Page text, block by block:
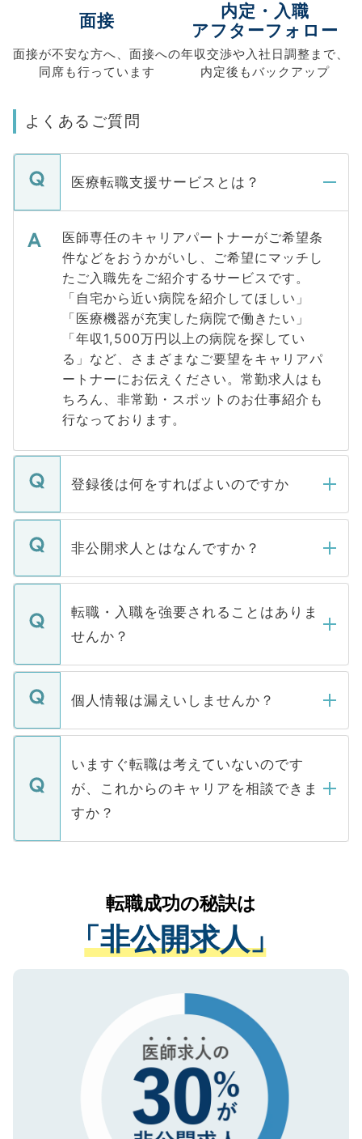
面接
面接が不安な方へ、 面接への
同席も行っています
内定・入職
アフターフォロー
年収交渉や 入社日調整まで、
内定後もバックアップ
よくあるご質問
医療転職支援サービスとは？
医師専任のキャリアパートナーがご希望条
件などをおうかがいし、ご希望にマッチし
たご入職先をご紹介するサービスです。
「自宅から近い病院を紹介してほしい」
「医療機器が充実した病院で働きたい」
「年収1,500万円以上の病院を探してい
る」など、さまざまなご要望をキャリアパ
ートナーにお伝えください。常勤求人はも
ちろん、非常勤・スポットのお仕事紹介も
行なっております。
登録後は何をすればよいのですか
ご登録いただきましたら、弊社担当者がご
登録内容を確認し、その後メールもしくは
ます。通常、5営業日以内にはご連絡をせて
いただきますので、しばらくお待ちくださ
い。
非公開求人とはなんですか？
マイナビDOCTORで取り扱っている求人の
うち約3割は、Webサイトからご覧いただ
けない「非公開求人」です。非公開求人は
下記の理由によって、一般には公開してい
ません。
■応募殺到を避けるため 人気のある医療機
関を公にしてしまうと、応募が殺到する場
に、医療機関が求める条件に合った人材の
みを人材紹介会社に依頼するケースが増え
ています。
転職・入職を強要されることはありま
せんか？
転職・入職を強要することは一切ありませ
ん。また、仮に応募先から内定をいただい
定を承諾する必要はありません。内定先へ
の辞退の連絡はキャリアパートナーが行い
ますので、ご安心ください。
個人情報は漏えいしませんか？
個人情報が漏えいすることはありませんの
で、ご安心ください。当サイトからの登録
などで収集したご登録者様の個人情報は、
ご本人のキャリアアップおよび転職活動の
支援を目的に使用いたします。お預かりし
ているすべての個人データはご本人の許可
は、個人情報の取り扱いについての厳密な
管理基準を満たした事業者のみに付与され
る、プライバシーマークを取得済みです。
ご登録いただいた個人情報は、SSL（デー
で、機密保持に関してもご安心ください。
いますぐ転職は考えていないのです
が、これからのキャリアを相談できま
すか？
かがいして、現在の医療機関の状況や紹介
経験をまじえながら、適切なアドバイスを
させていただきます。すぐにご転職をされ
ない方には、長期的なサポートが可能です
ので、まずはご登録ください。
転職成功の秘訣は
「非公開求人」